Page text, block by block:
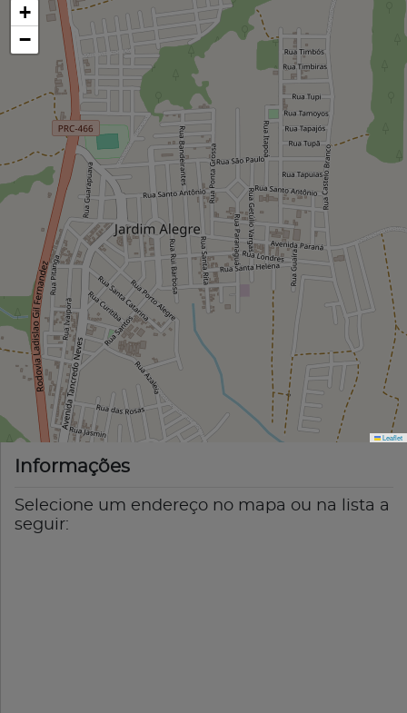
+
−
Leaflet
Informações
Selecione um endereço no mapa ou na lista a
seguir: